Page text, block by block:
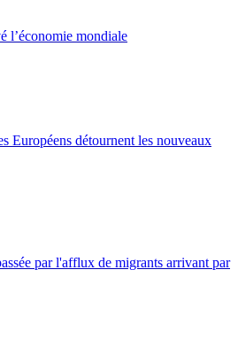
l’économie mondiale
Européens détournent les nouveaux
par l'afflux de migrants arrivant par